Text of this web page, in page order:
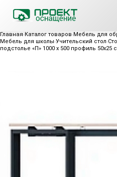
Главная Каталог товаров Мебель для
Мебель для школы Учительский стол
подстолье «П» 1000 x 500 профиль 50x25